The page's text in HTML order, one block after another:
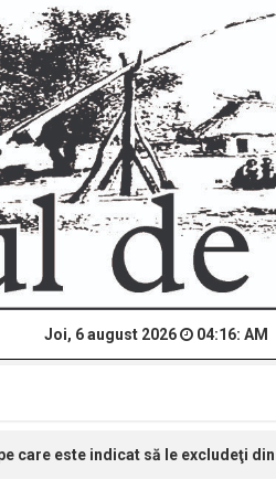
Joi, 6 august 2026 04:16: AM
care este indicat să le excludeţi